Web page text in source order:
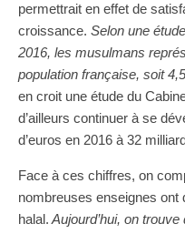
permettrait en effet de
croissance. Selon une
2016, les musulmans
population française, soit
en croit une étude du
d’ailleurs continuer à se
d’euros en 2016 à 32
Face à ces chiffres, on
nombreuses enseignes ont
halal. Aujourd’hui, on